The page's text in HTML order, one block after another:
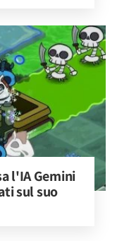
l'IA Gemini
sul suo